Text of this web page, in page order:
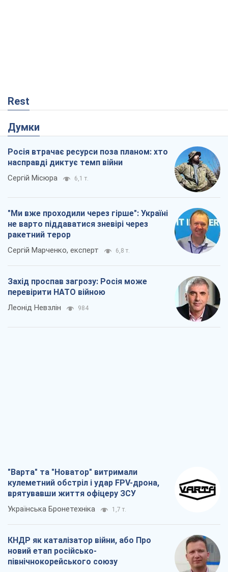
Rest
Думки
Росія втрачає ресурси поза планом: хто
насправді диктує темп війни
Сергій Місюра 6,1 т.
"Ми вже проходили через гірше": Україні
не варто піддаватися зневірі через
ракетний терор
Сергій Марченко, експерт 6,8 т.
Захід проспав загрозу: Росія може
перевірити НАТО війною
Леонід Невзлін 984
"Варта" та "Новатор" витримали
кулеметний обстріл і удар FPV-дрона,
врятувавши життя офіцеру ЗСУ
Українська Бронетехніка 1,7 т.
КНДР як каталізатор війни, або Про
новий етап російсько-
північнокорейського союзу